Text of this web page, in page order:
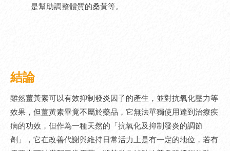
是幫助調整體質的桑黃等。
結論
雖然薑黃素可以有效抑制發炎因子的產生，並對抗氧化壓力等
效果，但薑黃素畢竟不屬於藥品，它無法單獨使用達到治療疾
病的功效，但作為一種天然的「抗氧化及抑制發炎的調節
劑」，它在改善代謝與維持日常活力上是有一定的地位，若有